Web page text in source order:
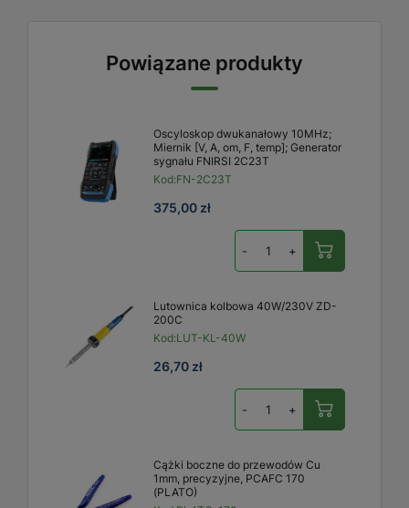
Powiązane produkty
Oscyloskop dwukanałowy 10MHz;
Miernik [V, A, om, F, temp]; Generator
sygnału FNIRSI 2C23T
Kod:FN-2C23T
375,00 zł
- +
Lutownica kolbowa 40W/230V ZD-
200C
Kod:LUT-KL-40W
26,70 zł
- +
Cążki boczne do przewodów Cu
1mm, precyzyjne, PCAFC 170
(PLATO)